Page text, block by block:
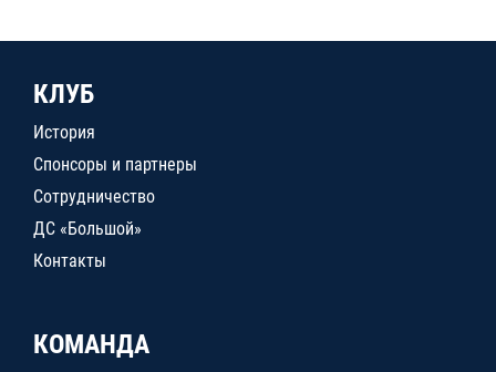
КЛУБ
История
Спонсоры и партнеры
Сотрудничество
ДС «Большой»
Контакты
КОМАНДА